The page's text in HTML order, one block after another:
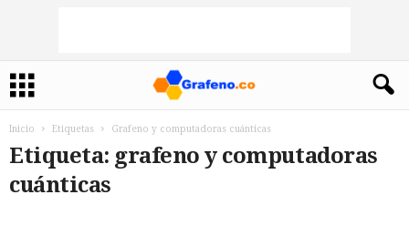
Inicio Etiquetas Grafeno y computadoras cuánticas
Etiqueta: grafeno y computadoras
cuánticas